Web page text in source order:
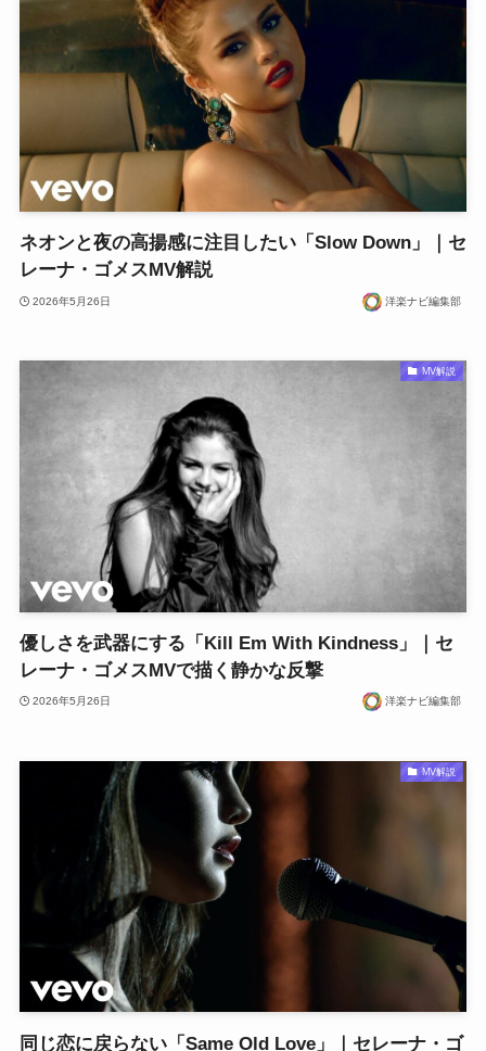
ネオンと夜の高揚感に注目したい「Slow Down」｜セ
レーナ・ゴメスMV解説
2026年5月26日 洋楽ナビ編集部
MV解説
優しさを武器にする「Kill Em With Kindness」｜セ
レーナ・ゴメスMVで描く静かな反撃
2026年5月26日 洋楽ナビ編集部
MV解説
同じ恋に戻らない「Same Old Love」｜セレーナ・ゴ